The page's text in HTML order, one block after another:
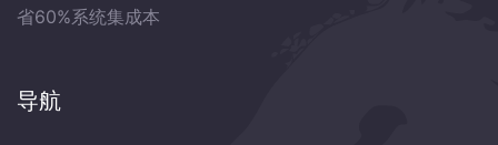
省60%系统集成本
导航